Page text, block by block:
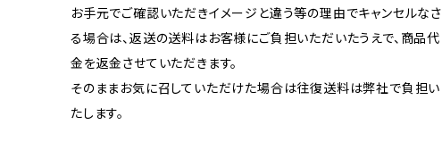
お手元でご確認いただきイメージと違う等の理由でキャンセルなさ
る場合は、返送の送料はお客様にご負担いただいたうえで、商品代
金を返金させていただきます。
そのままお気に召していただけた場合は往復送料は弊社で負担い
たします。